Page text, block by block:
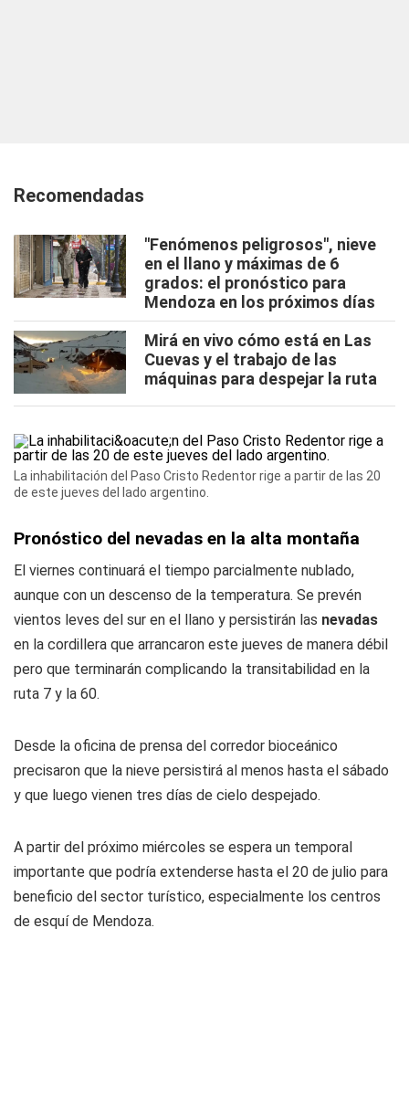
Recomendadas
"Fenómenos peligrosos", nieve
en el llano y máximas de 6
grados: el pronóstico para
Mendoza en los próximos días
Mirá en vivo cómo está en Las
Cuevas y el trabajo de las
máquinas para despejar la ruta
La inhabilitación del Paso Cristo Redentor rige a partir de las 20
de este jueves del lado argentino.
Pronóstico del nevadas en la alta montaña
El viernes continuará el tiempo parcialmente nublado,
aunque con un descenso de la temperatura. Se prevén
vientos leves del sur en el llano y persistirán las nevadas
en la cordillera que arrancaron este jueves de manera débil
pero que terminarán complicando la transitabilidad en la
ruta 7 y la 60.
Desde la oficina de prensa del corredor bioceánico
precisaron que la nieve persistirá al menos hasta el sábado
y que luego vienen tres días de cielo despejado.
A partir del próximo miércoles se espera un temporal
importante que podría extenderse hasta el 20 de julio para
beneficio del sector turístico, especialmente los centros
de esquí de Mendoza.